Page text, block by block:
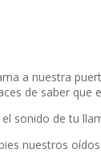
a nuestra
de saber que
sonido de tu
nuestros